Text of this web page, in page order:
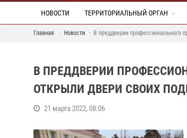
НОВОСТИ ТЕРРИТОРИАЛЬНЫЙ ОРГАН
Главная Новости В преддверии профессионального
В ПРЕДДВЕРИИ
ОТКРЫЛИ ДВЕРИ СВОИХ
21 марта 2022, 08:06